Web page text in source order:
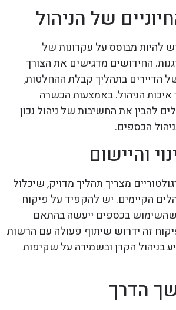
של הניהול
להיות מבוסס על עקרונות של
החידושים מדגישים את הצורך
הדיירים בתהליך קבלת ההחלטות,
הניהול. באמצעות הכשרה
להבין את החשיבות של ניהול נכון
הכספים.
והיישום
מצריך תהליך מדויק, שיכלול
הקיימים. יש להקפיד על פיקוח
שהשימוש בכספים ייעשה בהתאם
זה ידרוש שיתוף פעולה עם הרשות
בניהול הקרן ובשמירה על שקיפות
הדרך